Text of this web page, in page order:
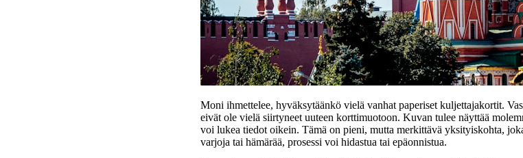
Moni ihmettelee, hyväksytäänkö vielä vanhat paperiset kuljettajakortit.
eivät ole vielä siirtyneet uuteen korttimuotoon. Kuvan tulee näyttää
voi lukea tiedot oikein. Tämä on pieni, mutta merkittävä yksityiskohta,
varjoja tai hämärää, prosessi voi hidastua tai epäonnistua.